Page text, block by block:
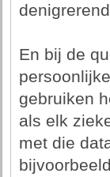
En bij de
gebruiken
als elk
met die